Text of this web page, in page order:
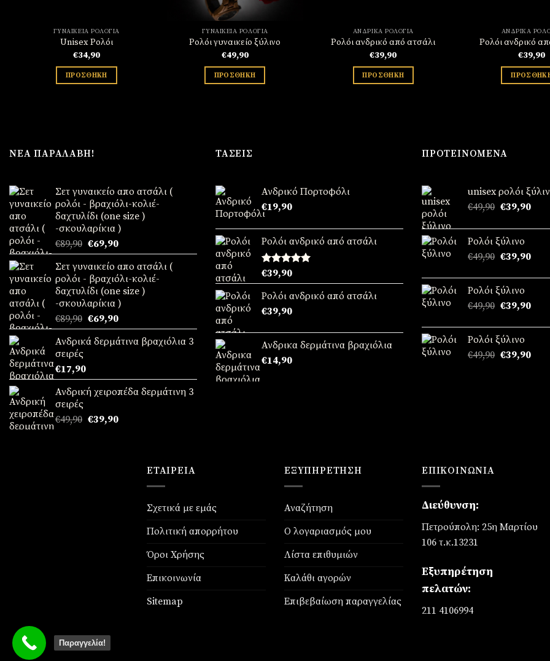
ΓΥΝΑΙΚΕΊΑ ΡΟΛΌΓΙΑ
Unisex Ρολόι
€34,90
ΠΡΟΣΘΉΚΗ
ΓΥΝΑΙΚΕΊΑ ΡΟΛΌΓΙΑ
Ρολόι γυναικείο ξύλινο
€49,90
ΠΡΟΣΘΉΚΗ
ΑΝΔΡΙΚΆ ΡΟΛΌΓΙΑ
Ρολόι ανδρικό από ατσάλι
€39,90
ΠΡΟΣΘΉΚΗ
ΑΝΔΡΙΚΆ
Ρολόι ανδρικό
€39,90
ΝΈΑ ΠΑΡΑΛΑΒΉ!
Σετ γυναικείο απο ατσάλι (
ρολόι - βραχιόλι-κολιέ-
δαχτυλίδι (one size )
-σκουλαρίκια )
€89,90 Original
price
was:
€89,90.
€69,90Η
τρέχουσα
τιμή
είναι:
€69,90.
Σετ γυναικείο απο ατσάλι (
ρολόι - βραχιόλι-κολιέ-
δαχτυλίδι (one size )
-σκουλαρίκια )
€89,90 Original
price
was:
€69,90Η
τρέχουσα
τιμή
Ανδρικά δερμάτινα βραχιόλια 3
σειρές
€17,90
Ανδρική χειροπέδα δερμάτινη 3
σειρές
€49,90 Original
€39,90Η
€39,90.
ΤΆΣΕΙΣ
Ανδρικό Πορτοφόλι
€19,90
Ρολόι ανδρικό από ατσάλι
Βαθμολογήθηκε
με5.00
από 5
€39,90
Ρολόι ανδρικό από ατσάλι
€39,90
Ανδρικα δερμάτινα βραχιόλια
€14,90
ΠΡΟΤΕΙΝΌΜΕΝΑ
unisex ρολόι
€49,90 Original
was:
€49,90.
€39,90Η
τιμή
Ρολόι ξύλινο
€49,90 Original
was:
€49,90.
€39,90Η
τιμή
Ρολόι ξύλινο
€49,90 Original
was:
€49,90.
€39,90Η
τιμή
Ρολόι ξύλινο
€49,90 Original
€39,90Η
ΕΤΑΙΡΕΊΑ
Σχετικά με εμάς
Πολιτική απορρήτου
Όροι Χρήσης
Επικοινωνία
Sitemap
ΕΞΥΠΗΡΈΤΗΣΗ
Αναζήτηση
Ο λογαριασμός μου
Λίστα επιθυμιών
Καλάθι αγορών
Επιβεβαίωση παραγγελίας
ΕΠΙΚΟΙΝΩΝΊΑ
Διεύθυνση:
Πετρούπολη: 25η Μαρτίου
106 τ.κ.13231
Εξυπηρέτηση
πελατών:
211 4106994
Παραγγελία!